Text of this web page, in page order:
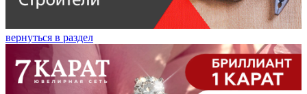
вернуться в раздел